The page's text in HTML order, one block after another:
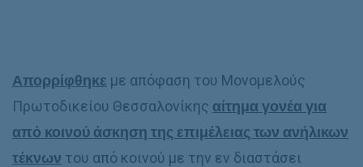
Απορρίφθηκε με απόφαση του Μονομελούς
Πρωτοδικείου Θεσσαλονίκης αίτημα γονέα για
από κοινού άσκηση της επιμέλειας των ανήλικων
τέκνων του από κοινού με την εν διαστάσει